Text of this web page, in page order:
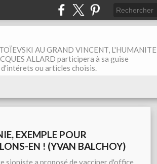
AU GRAND VINCENT, L'HUMANITE
ALLARD participera à sa guise
ou articles choisis.
EXEMPLE POUR
EN ! (YVAN BALCHOY)
sioniste a proposé de vacciner d'office